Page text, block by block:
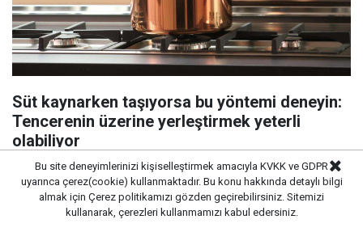
Süt kaynarken taşıyorsa bu yöntemi deneyin:
Tencerenin üzerine yerleştirmek yeterli
olabiliyor
Bu site deneyimlerinizi kişiselleştirmek amacıyla KVKK ve GDPR
uyarınca çerez(cookie) kullanmaktadır. Bu konu hakkında detaylı bilgi
almak için Çerez politikamızı gözden geçirebilirsiniz. Sitemizi
kullanarak, çerezleri kullanmamızı kabul edersiniz.